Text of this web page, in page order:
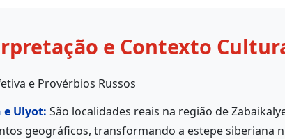
e Contexto
e Provérbios Russos
e Ulyot: São localidades reais na região de
geográficos, transformando a estepe siberiana